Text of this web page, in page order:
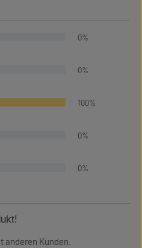
3 von 5 Sternen
0%
0%
100%
0%
0%
anderen Kunden.